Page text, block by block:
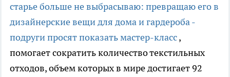
старье больше не выбрасываю: превращаю его в
дизайнерские вещи для дома и гардероба -
подруги просят показать мастер-класс,
помогает сократить количество текстильных
отходов, объем которых в мире достигает 92